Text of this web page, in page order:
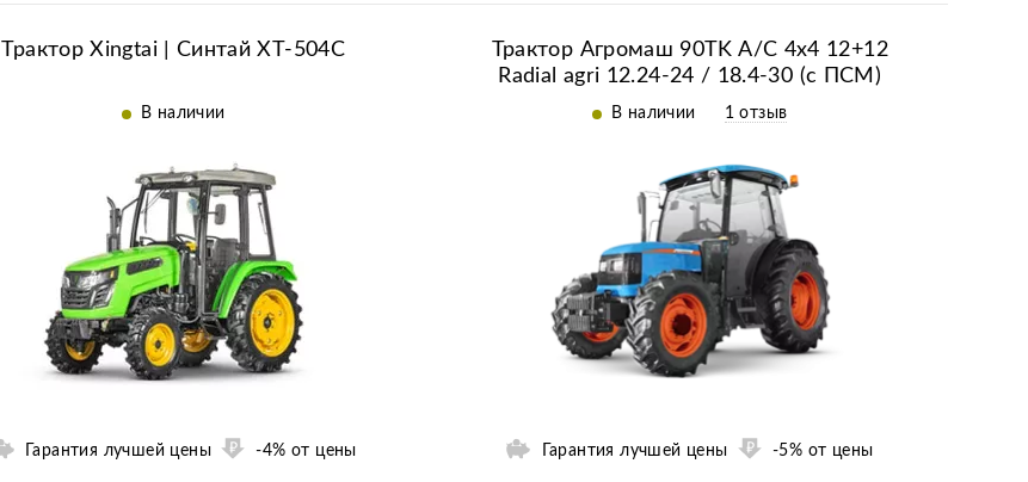
Трактор Xingtai | Синтай XT-504C
В наличии
Гарантия лучшей цены -4% от цены
Трактор Агромаш 90ТK A/С 4x4 12+12
Radial agri 12.24-24 / 18.4-30 (с ПСМ)
В наличии 1 отзыв
Гарантия лучшей цены -5% от цены